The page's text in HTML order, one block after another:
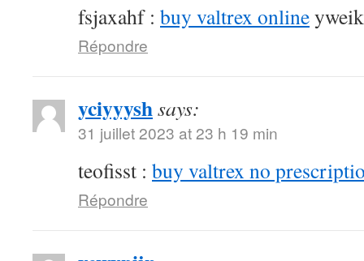
fsjaxahf : buy valtrex online
Répondre
yciyyyshsays:
31 juillet 2023 at 23 h 19 min
teofisst : buy valtrex no
Répondre